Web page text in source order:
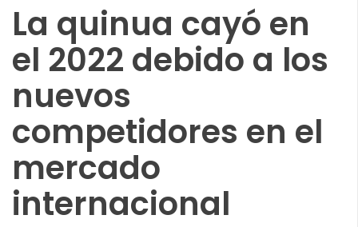
La quinua cayó en
el 2022 debido a los
nuevos
competidores en el
mercado
internacional